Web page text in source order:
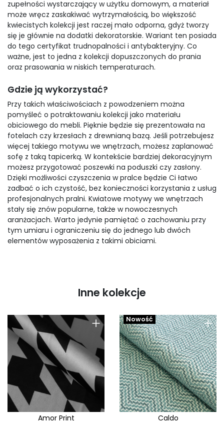
zupełności wystarczający w użytku domowym, a materiał
może wręcz zaskakiwać wytrzymałością, bo większość
kwiecistych kolekcji jest raczej mało odporna, gdyż tworzy
się je głównie na dodatki dekoratorskie. Wariant ten posiada
do tego certyfikat trudnopalności i antybakteryjny. Co
ważne, jest to jedna z kolekcji dopuszczonych do prania
oraz prasowania w niskich temperaturach.
Gdzie ją wykorzystać?
Przy takich właściwościach z powodzeniem można
pomyśleć o potraktowaniu kolekcji jako materiału
obiciowego do mebli. Pięknie będzie się prezentowała na
fotelach czy krzesłach z drewnianą bazą. Jeśli potrzebujesz
więcej takiego motywu we wnętrzach, możesz zaplanować
sofę z taką tapicerką. W kontekście bardziej dekoracyjnym
możesz przygotować poszewki na poduszki czy zasłony.
Dzięki możliwości czyszczenia w pralce będzie Ci łatwo
zadbać o ich czystość, bez konieczności korzystania z usług
profesjonalnych pralni. Kwiatowe motywy we wnętrzach
stały się znów popularne, także w nowoczesnych
aranżacjach. Warto jedynie pamiętać o zachowaniu przy
tym umiaru i ograniczeniu się do jednego lub dwóch
elementów wyposażenia z takimi obiciami.
Inne kolekcje
+
Amor Print
+
Nowość
Caldo